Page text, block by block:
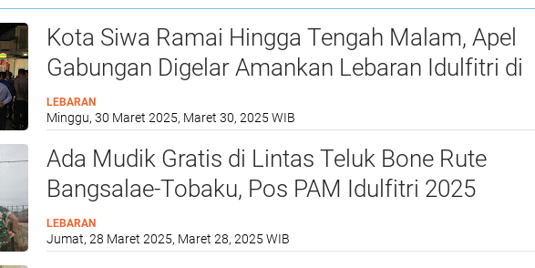
Kota Siwa Ramai Hingga Tengah Malam, Apel
Gabungan Digelar Amankan Lebaran Idulfitri di
Pitumpanua
LEBARAN
Minggu, 30 Maret 2025, Maret 30, 2025 WIB
Ada Mudik Gratis di Lintas Teluk Bone Rute
Bangsalae-Tobaku, Pos PAM Idulfitri 2025
Didirikan di Siwa
LEBARAN
Jumat, 28 Maret 2025, Maret 28, 2025 WIB